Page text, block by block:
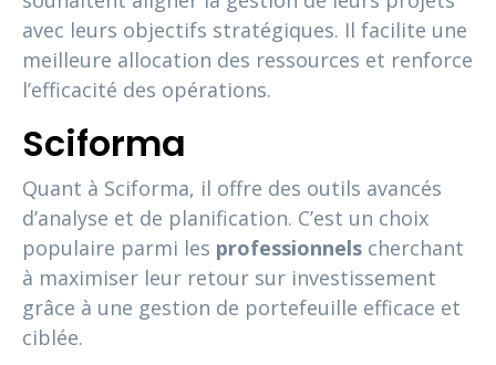
avec leurs objectifs stratégiques. Il facilite une
meilleure allocation des ressources et renforce
l’efficacité des opérations.
Sciforma
Quant à Sciforma, il offre des outils avancés
d’analyse et de planification. C’est un choix
populaire parmi les professionnels cherchant
à maximiser leur retour sur investissement
grâce à une gestion de portefeuille efficace et
ciblée.